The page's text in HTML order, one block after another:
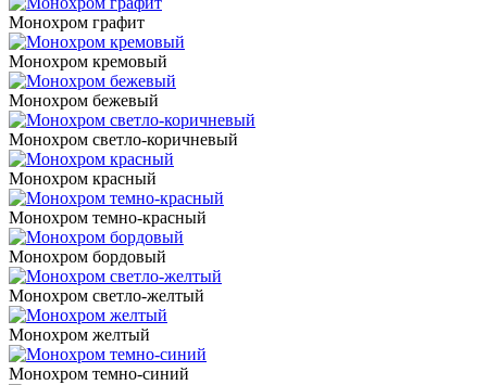
Монохром графит
Монохром кремовый
Монохром бежевый
Монохром светло-коричневый
Монохром красный
Монохром темно-красный
Монохром бордовый
Монохром светло-желтый
Монохром желтый
Монохром темно-синий